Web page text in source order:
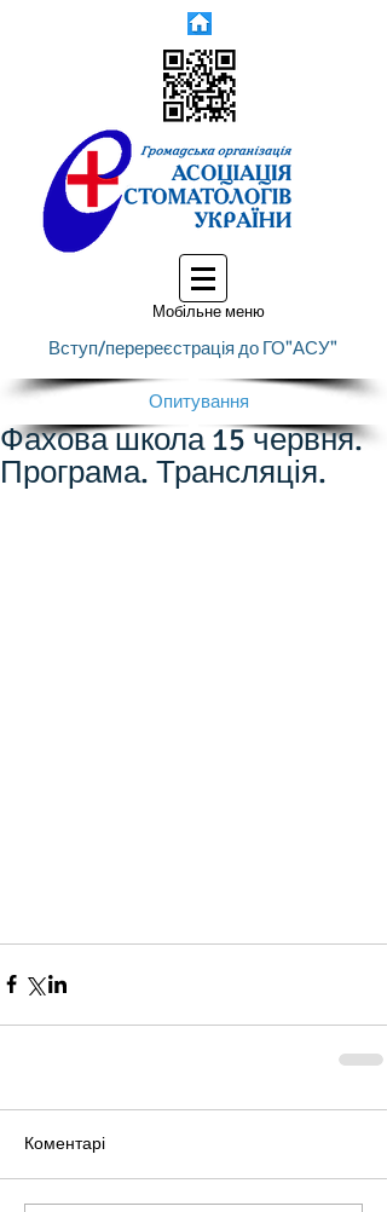
Мобільне меню
Вступ/перереєстрація до ГО"АСУ"
Опитування
Фахова школа 15 червня.
Програма. Трансляція.
Коментарі